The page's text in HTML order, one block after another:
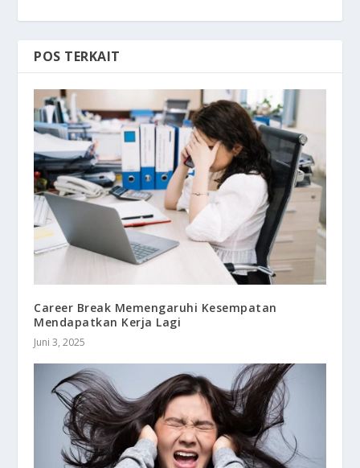
POS TERKAIT
Career Break Memengaruhi Kesempatan
Mendapatkan Kerja Lagi
Juni 3, 2025